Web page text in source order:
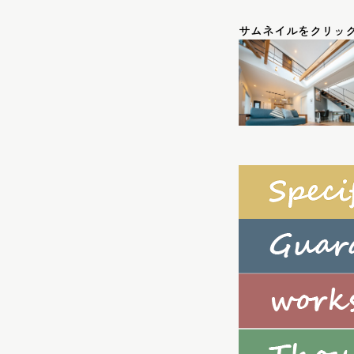
サムネイルをクリッ